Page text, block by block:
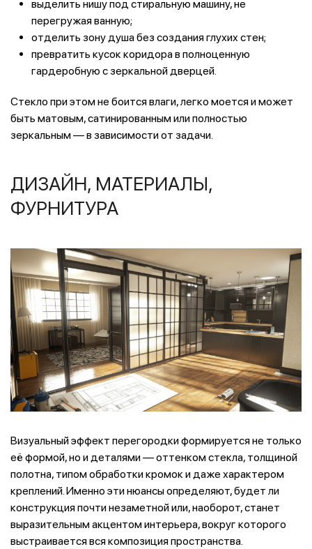
выделить нишу под стиральную машину, не
перегружая ванную;
отделить зону душа без создания глухих стен;
превратить кусок коридора в полноценную
гардеробную с зеркальной дверцей.
Стекло при этом не боится влаги, легко моется и может
быть матовым, сатинированным или полностью
зеркальным — в зависимости от задачи.
ДИЗАЙН, МАТЕРИАЛЫ,
ФУРНИТУРА
Визуальный эффект перегородки формируется не только
её формой, но и деталями — оттенком стекла, толщиной
полотна, типом обработки кромок и даже характером
креплений. Именно эти нюансы определяют, будет ли
конструкция почти незаметной или, наоборот, станет
выразительным акцентом интерьера, вокруг которого
выстраивается вся композиция пространства.